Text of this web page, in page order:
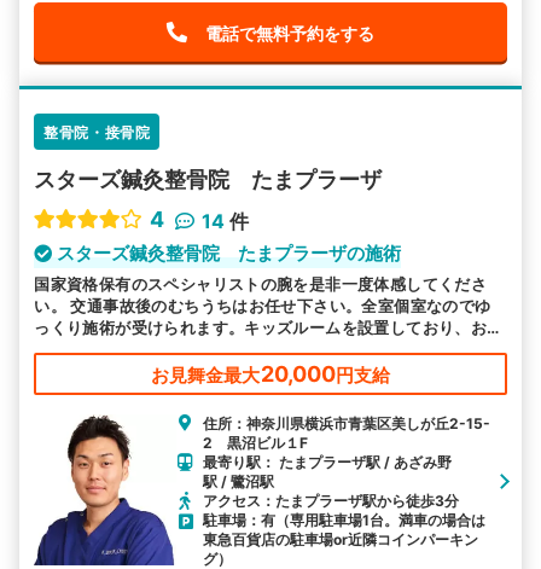
電話で無料予約をする
整骨院・接骨院
スターズ鍼灸整骨院 たまプラーザ
4
14 件
スターズ鍼灸整骨院 たまプラーザの施術
国家資格保有のスペシャリストの腕を是非一度体感してくださ
い。 交通事故後のむちうちはお任せ下さい。全室個室なのでゆ
っくり施術が受けられます。キッズルームを設置しており、お子
様連れでも気兼ねなく通っていただけます。
お見舞金最大20,000円支給
住所：神奈川県横浜市青葉区美しが丘2-15-
2 黒沼ビル１F
最寄り駅： たまプラーザ駅 / あざみ野
駅 / 鷺沼駅
アクセス：たまプラーザ駅から徒歩3分
駐車場：有（専用駐車場1台。満車の場合は
東急百貨店の駐車場or近隣コインパーキン
グ）